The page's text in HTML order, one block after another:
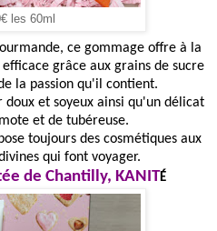
les 60ml
ce gommage offre à la
grâce aux grains de sucre
la passion qu'il contient.
doux et soyeux ainsi qu'un délicat
et de tubéreuse.
toujours des cosmétiques aux
qui font voyager.
de Chantilly, KANITÉ